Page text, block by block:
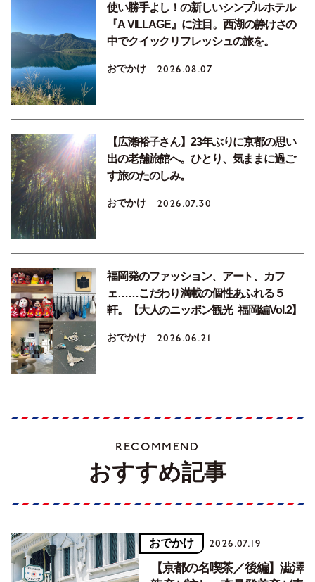
使い勝手よし！の新しいシンプルホテル
『A VILLAGE』に注目。西湖の静けさの
中でクイックリフレッシュの旅を。
おでかけ 2026.08.07
【広瀬裕子さん】23年ぶりに京都の思い
出の老舗旅館へ。ひとり、気ままに過ご
す旅のたのしみ。
おでかけ 2026.07.30
福岡発のファッション、アート、カフ
ェ……こだわり満載の個性あふれる５
軒。【大人のニッポン観光_福岡編Vol.2】
おでかけ 2026.06.21
RECOMMEND
おすすめ記事
おでかけ 2026.07.19
【京都の名喫茶／後編】澁澤